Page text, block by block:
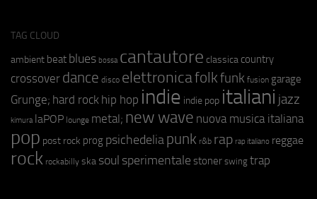
TAG CLOUD
ambient beat blues bossa cantautore classica country
crossover dance disco elettronicafolkfunk fusion garage
Grunge; hard rock hip hop indie indie pop italiani jazz
kimura laPOP lounge metal; new wave nuova musica italiana
pop post rock prog psichedeliapunk r&b rap rap italiano reggae
rock rockabilly ska soul sperimentale stoner swing trap